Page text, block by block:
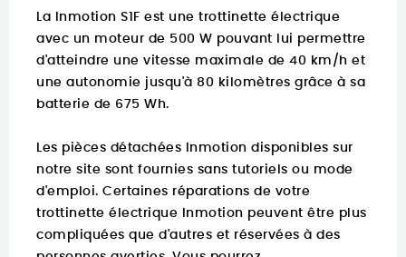
La Inmotion S1F est une trottinette électrique
avec un moteur de 500 W pouvant lui permettre
d'atteindre une vitesse maximale de 40 km/h et
une autonomie jusqu'à 80 kilomètres grâce à sa
batterie de 675 Wh.
Les pièces détachées Inmotion disponibles sur
notre site sont fournies sans tutoriels ou mode
d'emploi. Certaines réparations de votre
trottinette électrique Inmotion peuvent être plus
compliquées que d'autres et réservées à des